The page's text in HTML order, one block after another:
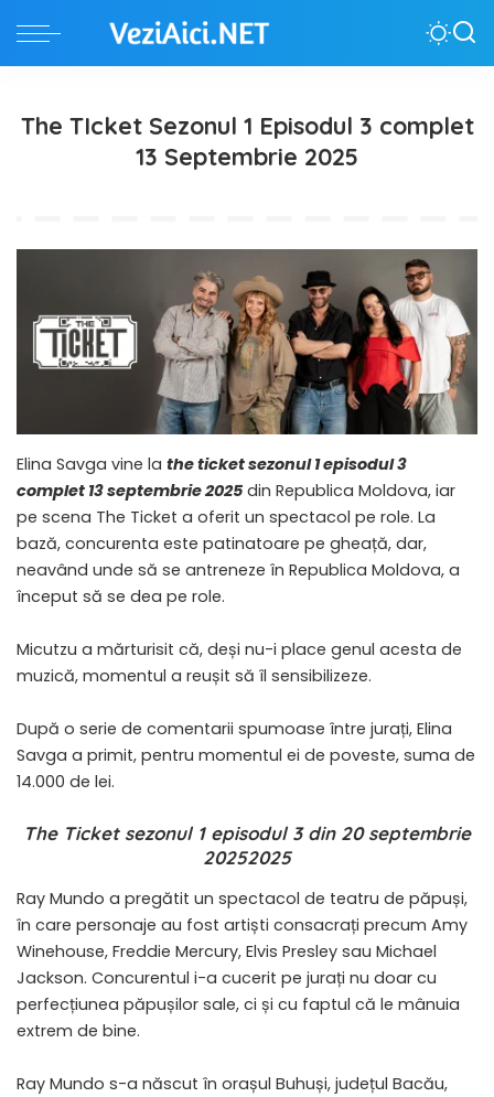
The TIcket Sezonul 1 Episodul 3 complet
13 Septembrie 2025
Elina Savga vine la the ticket sezonul 1 episodul 3
complet 13 septembrie 2025 din Republica Moldova, iar
pe scena The Ticket a oferit un spectacol pe role. La
bază, concurenta este patinatoare pe gheață, dar,
neavând unde să se antreneze în Republica Moldova, a
început să se dea pe role.
Micutzu a mărturisit că, deși nu-i place genul acesta de
muzică, momentul a reușit să îl sensibilizeze.
După o serie de comentarii spumoase între jurați, Elina
Savga a primit, pentru momentul ei de poveste, suma de
14.000 de lei.
The Ticket sezonul 1 episodul 3 din 20 septembrie
20252025
Ray Mundo a pregătit un spectacol de teatru de păpuși,
în care personaje au fost artiști consacrați precum Amy
Winehouse, Freddie Mercury, Elvis Presley sau Michael
Jackson. Concurentul i-a cucerit pe jurați nu doar cu
perfecțiunea păpușilor sale, ci și cu faptul că le mânuia
extrem de bine.
Ray Mundo s-a născut în orașul Buhuși, județul Bacău,